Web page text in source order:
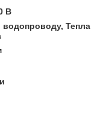
В
водопроводу, Тепла